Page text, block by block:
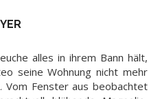
alles in ihrem Bann hält,
seine Wohnung nicht mehr
Vom Fenster aus beobachtet